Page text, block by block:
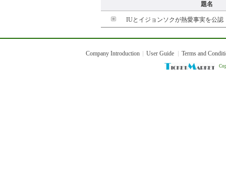
題名
IUとイジョンソクが熱愛事実を公認
Company Introduction User Guide Terms and